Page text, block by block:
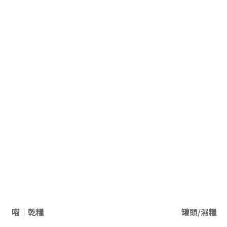
喵｜乾糧 罐頭/濕糧